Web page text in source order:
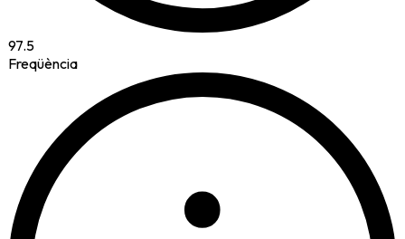
97.5
Freqüència